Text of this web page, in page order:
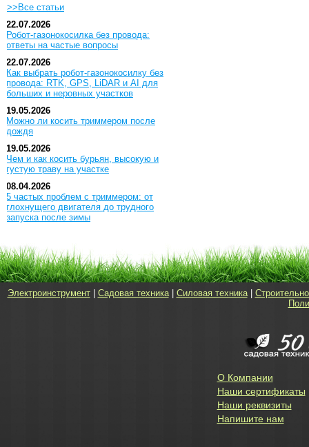
>>Все статьи
22.07.2026
Робот-газонокосилка без провода:
ответы на частые вопросы
22.07.2026
Как выбрать робот-газонокосилку без
провода: RTK, GPS, LiDAR и AI для
больших и неровных участков
19.05.2026
Можно ли косить триммером после
дождя
19.05.2026
Чем и как косить бурьян, высокую и
густую траву на участке
08.04.2026
5 частых проблем с триммером: от
глохнущего двигателя до трудного
запуска после зимы
Электроинструмент| Садовая техника| Силовая техника|
О Компании
Наши сертификаты
Наши реквизиты
Напишите нам